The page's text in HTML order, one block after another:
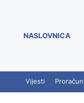
NASLOVNICA
Vijesti Proračun